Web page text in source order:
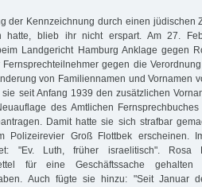
der Kennzeichnung durch einen jüdischen
hatte, blieb ihr nicht erspart. Am 27.
Landgericht Hamburg Anklage gegen
Fernsprechteilnehmer gegen die
von Familiennamen und Vornamen
seit Anfang 1939 den zusätzlichen
des Amtlichen
Damit hatte sie sich strafbar
Polizeirevier Groß Flottbek erscheinen.
"Ev. Luth, früher israelitisch".
für eine Geschäftssache
Auch fügte sie hinzu: "Seit Januar